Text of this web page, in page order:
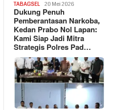
TABAGSEL 20 Mei 2026
Dukung Penuh
Pemberantasan Narkoba,
Kedan Prabo Nol Lapan:
Kami Siap Jadi Mitra
Strategis Polres Pad…